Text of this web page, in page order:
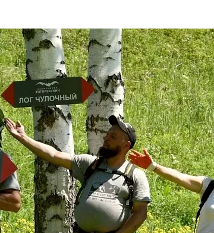
(сувениры)
Общая информация
Как добраться
Люди, прославившие
Карты и буклеты